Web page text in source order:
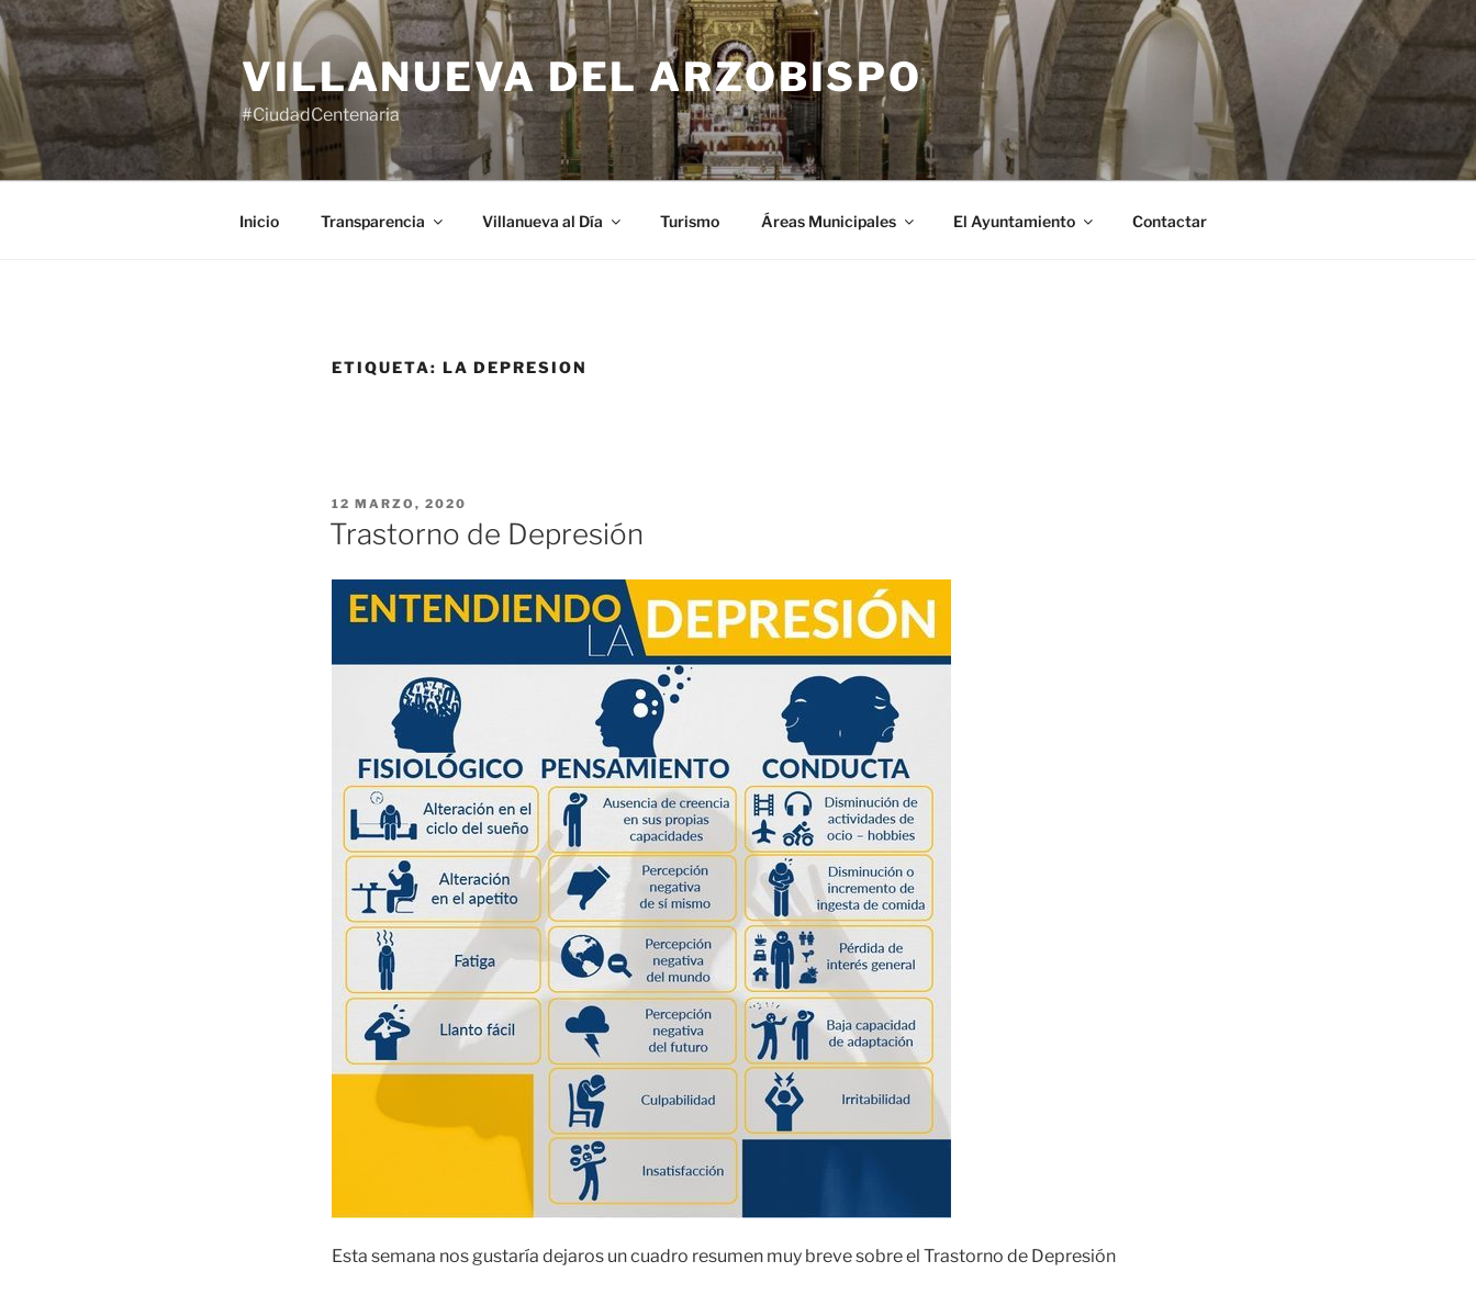
Saltar
al
contenido
VILLANUEVA DEL ARZOBISPO
#CiudadCentenaria
Inicio Transparencia Villanueva al Día Turismo Áreas Municipales El Ayuntamiento Contactar
ETIQUETA: LA DEPRESION
PUBLICADO
EL
12 MARZO, 2020
Trastorno de Depresión
Esta semana nos gustaría dejaros un cuadro resumen muy breve sobre el Trastorno de Depresión